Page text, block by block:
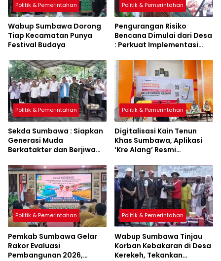
Politik & Pemerintahan
Wabup Sumbawa Dorong
Tiap Kecamatan Punya
Festival Budaya
Politik & Pemerintahan
Pengurangan Risiko
Bencana Dimulai dari Desa
: Perkuat Implementasi
Politik & Pemerintahan
Sekda Sumbawa : Siapkan
Generasi Muda
Berkatakter dan Berjiwa
Politik & Pemerintahan
Digitalisasi Kain Tenun
Khas Sumbawa, Aplikasi
‘Kre Alang’ Resmi
Politik & Pemerintahan
Pemkab Sumbawa Gelar
Rakor Evaluasi
Pembangunan 2026,
Politik & Pemerintahan
Wabup Sumbawa Tinjau
Korban Kebakaran di Desa
Kerekeh, Tekankan